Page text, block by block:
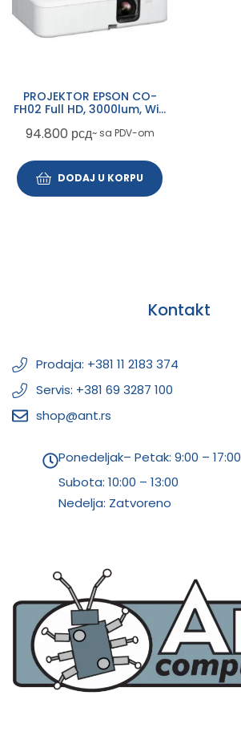
PROJEKTOR EPSON CO-
FH02 Full HD, 3000lum, WiFi
94.800 рсд~ sa PDV-om
DODAJ U KORPU
Kontakt
Prodaja: +381 11 2183 374
Servis: +381 69 3287 100
shop@ant.rs
Ponedeljak– Petak: 9:00 – 17:00
Subota: 10:00 – 13:00
Nedelja: Zatvoreno